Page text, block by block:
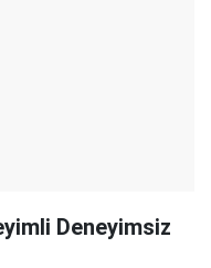
Deneyimsiz